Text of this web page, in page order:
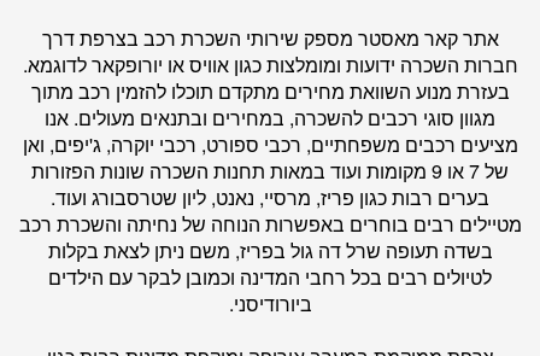
אתרקאר מאסטר מספק שירותי השכרת רכב בצרפת דרך
חברות השכרה ידועות ומומלצות כגון אוויס או יורופקאר לדוגמא.
בעזרת מנוע השוואת מחירים מתקדם תוכלו להזמין רכב מתוך
מגוון סוגי רכבים להשכרה, במחירים ובתנאים מעולים. אנו
מציעים רכבים משפחתיים, רכבי ספורט, רכבי יוקרה, ג'יפים, ואן
של 7 או 9 מקומות ועוד במאות תחנות השכרה שונות הפזורות
בערים רבות כגון פריז, מרסיי, נאנט, ליון שטרסבורג ועוד.
מטיילים רבים בוחרים באפשרות הנוחה של נחיתה והשכרת רכב
בשדה תעופה שרל דה גול בפריז, משם ניתן לצאת בקלות
לטיולים רבים בכל רחבי המדינה וכמובן לבקר עם הילדים
ביורודיסני.